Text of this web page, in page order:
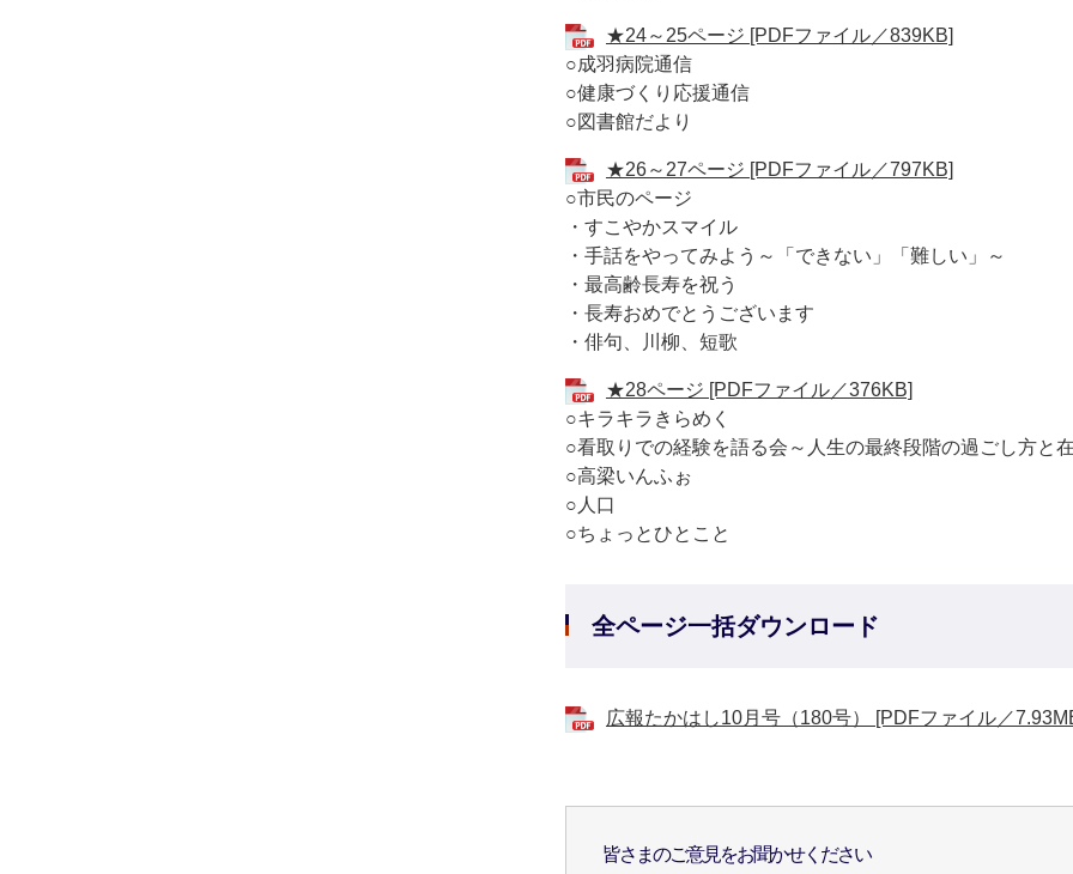
★24～25ページ [PDFファイル／839KB]
○成羽病院通信
○健康づくり応援通信
○図書館だより
★26～27ページ [PDFファイル／797KB]
○市民のページ
・すこやかスマイル
・手話をやってみよう～「できない」「難しい」～
・最高齢長寿を祝う
・長寿おめでとうございます
・俳句、川柳、短歌
★28ページ [PDFファイル／376KB]
○キラキラきらめく
○看取りでの経験を語る会～人生の最終段階の過ごし方と
○高梁いんふぉ
○人口
○ちょっとひとこと
全ページ一括ダウンロード
広報たかはし10月号（180号） [PDFファイル／
皆さまのご意見をお聞かせください